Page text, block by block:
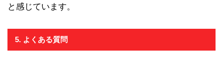
と感じています。
5. よくある質問